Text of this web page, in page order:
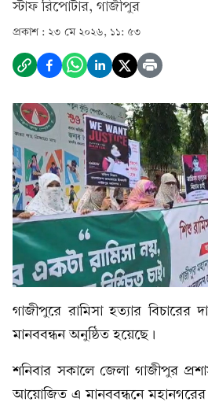
স্টাফ রিপোর্টার, গাজীপুর
প্রকাশ : ২৩ মে ২০২৬, ১১: ৫৩
গাজীপুরে রামিসা হত্যার বিচারের
মানববন্ধন অনুষ্ঠিত হয়েছে।
শনিবার সকালে জেলা গাজীপুর
আয়োজিত এ মানববন্ধনে মহানগরের